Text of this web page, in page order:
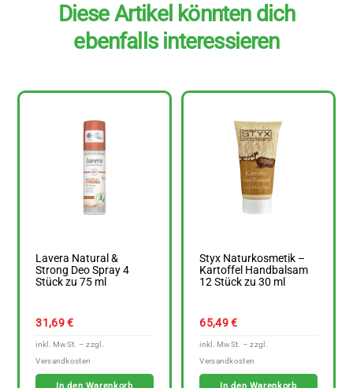
Diese Artikel könnten dich
ebenfalls interessieren
Lavera Natural &
Strong Deo Spray 4
Stück zu 75 ml
31,69€
In den Warenkorb
Styx Naturkosmetik –
Kartoffel Handbalsam
12 Stück zu 30 ml
65,49€
In den Warenkorb